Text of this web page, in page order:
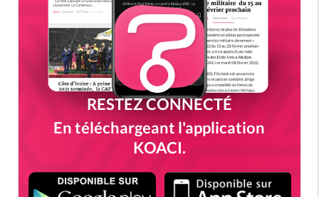
RESTEZ CONNECTÉ
En téléchargeant l'application
KOACI.